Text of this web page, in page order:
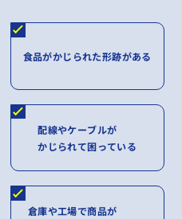
食品がかじられた形跡がある
配線やケーブルが
かじられて困っている
倉庫や工場で商品が